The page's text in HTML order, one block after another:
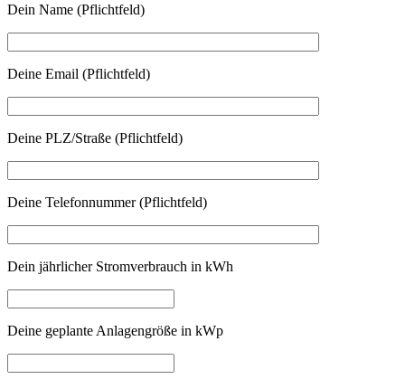
Dein Name (Pflichtfeld)
Deine Email (Pflichtfeld)
Deine PLZ/Straße (Pflichtfeld)
Deine Telefonnummer (Pflichtfeld)
Dein jährlicher Stromverbrauch in kWh
Deine geplante Anlagengröße in kWp